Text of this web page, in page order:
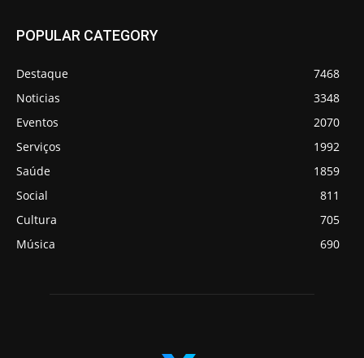
POPULAR CATEGORY
Destaque
7468
Noticias
3348
Eventos
2070
Serviços
1992
Saúde
1859
Social
811
Cultura
705
Música
690